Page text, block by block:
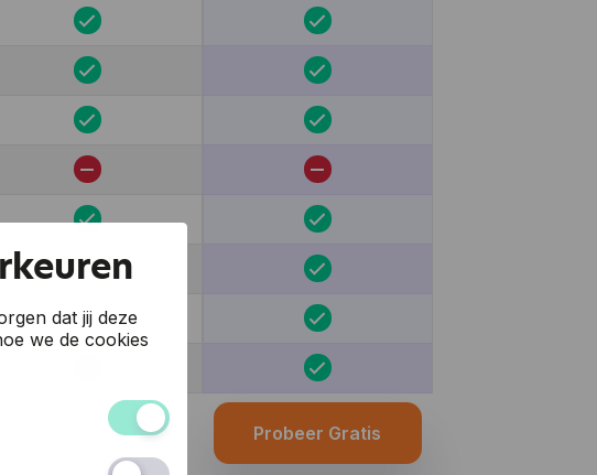
A+
Probeer Gratis
dat jij deze
we de cookies
van de